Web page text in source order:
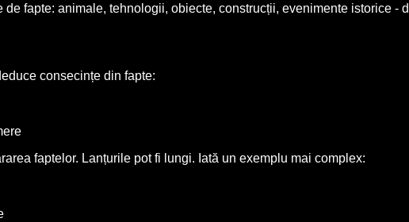
de fapte: animale, tehnologii, obiecte, construcții, evenimente istorice -
consecințe din fapte:
faptelor. Lanțurile pot fi lungi. Iată un exemplu mai complex: